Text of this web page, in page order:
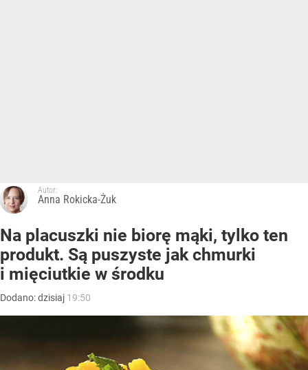
Autor:
Anna Rokicka-Żuk
Na placuszki nie biorę mąki, tylko ten
produkt. Są puszyste jak chmurki
i mięciutkie w środku
Dodano:dzisiaj 19:50